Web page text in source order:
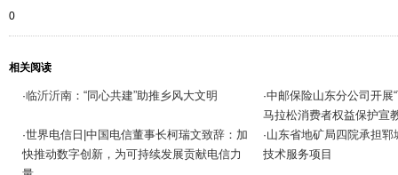
0
相关阅读
·临沂沂南：“同心共建”助推乡风大文明 ·中邮保险山东分公司开展
马拉松消费者权益保护宣
·世界电信日|中国电信董事长柯瑞文致辞：加
快推动数字创新，为可持续发展贡献电信力
·山东省地矿局四院承担
技术服务项目